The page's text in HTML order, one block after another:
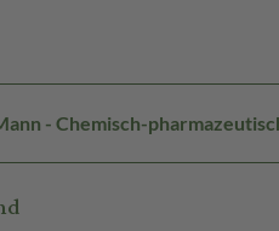
- Chemisch-